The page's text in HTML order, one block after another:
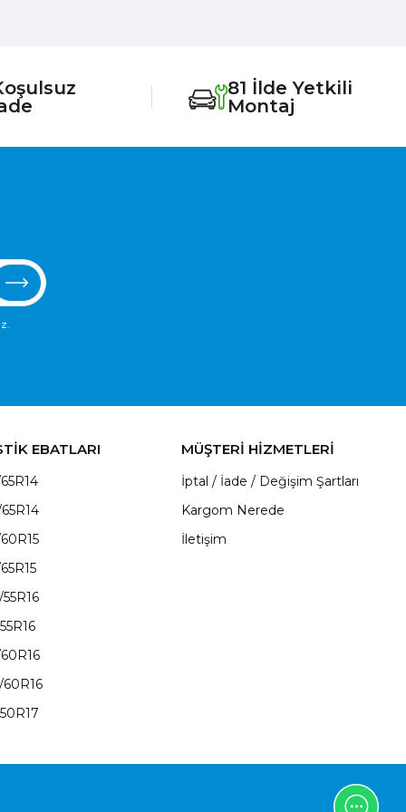
81 İlde Yetkili
Montaj
EBATLARI MÜŞTERİ HİZMETLERİ
İptal / İade / Değişim Şartları
Kargom Nerede
İletişim